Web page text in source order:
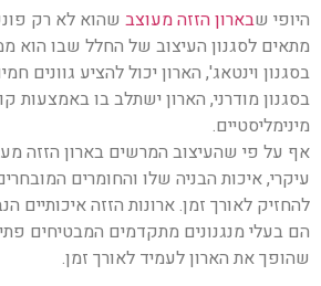
היופי שבארון הזזה מעוצב שהוא לא רק
מתאים לסגנון העיצוב של החלל שבו הוא
בסגנון וינטאג', הארון יכול להציע גוונים
בסגנון מודרני, הארון ישתלב בו באמצעות
מינימליסטיים.
אף על פי שהעיצוב המרשים בארון הזזה
עיקרי, איכות הבניה שלו והחומרים
להחזיק לאורך זמן. ארונות הזזה איכותיים
הם בעלי מנגנונים מתקדמים המבטיחים
שהופך את הארון לעמיד לאורך זמן.